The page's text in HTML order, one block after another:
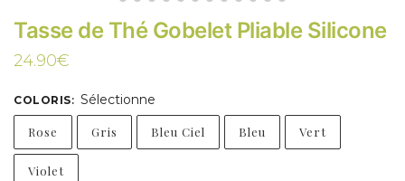
Tasse de Thé Gobelet Pliable Silicone
24.90€
COLORIS: Sélectionne
Rose Gris Bleu Ciel Bleu Vert
Violet